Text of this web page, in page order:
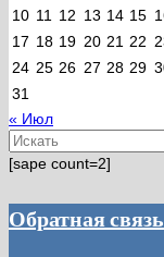
10 11 12 13 14 15
17 18 19 20 21 22
24 25 26 27 28 29
31
« Июл
Искать:
[sape count=2]
Обратная связь